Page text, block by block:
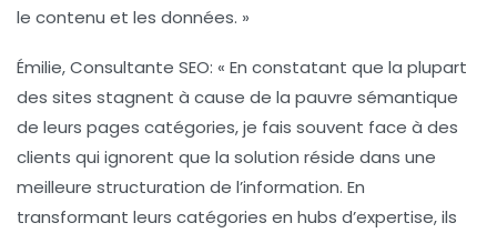
le contenu et les données. »
Émilie, Consultante SEO: « En constatant que la plupart
des sites stagnent à cause de la pauvre sémantique
de leurs pages catégories, je fais souvent face à des
clients qui ignorent que la solution réside dans une
meilleure structuration de l’information. En
transformant leurs catégories en hubs d’expertise, ils